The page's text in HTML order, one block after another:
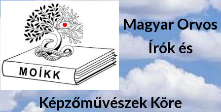
Magyar Orvos
Írók és
Képzőművészek Köre